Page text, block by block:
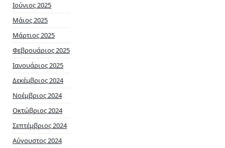
Ιούνιος 2025
Μάιος 2025
Μάρτιος 2025
Φεβρουάριος 2025
Ιανουάριος 2025
Δεκέμβριος 2024
Νοέμβριος 2024
Οκτώβριος 2024
Σεπτέμβριος 2024
Αύγουστος 2024